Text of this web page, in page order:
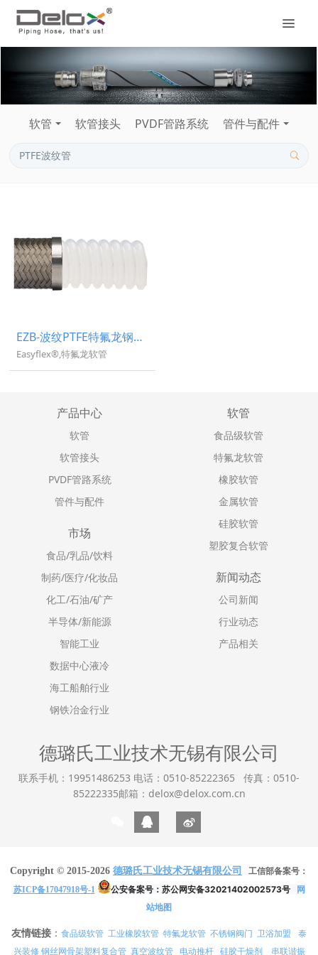
软管 软管接头 PVDF管路系统 管件与配件
EZB-波纹PTFE特氟龙钢丝编织软管
Easyflex®,特氟龙软管
产品中心
软管
软管接头
PVDF管路系统
管件与配件
软管
食品级软管
特氟龙软管
橡胶软管
金属软管
硅胶软管
塑胶复合软管
市场
食品/乳品/饮料
制药/医疗/化妆品
化工/石油/矿产
半导体/新能源
智能工业
数据中心液冷
海工船舶行业
钢铁冶金行业
新闻动态
公司新闻
行业动态
产品相关
德璐氏工业技术无锡有限公司
联系手机：19951486253 电话：0510-85222365 传真：0510-
85222335邮箱：delox@delox.com.cn
Copyright © 2015-2026 德璐氏工业技术无锡有限公司
工信部备案号：
苏ICP备17047918号-1
公安备案号： 苏公网安备32021402002573号
网
站地图
友情链接 ： 食品级软管 工业橡胶软管 特氟龙软管 不锈钢阀门 卫浴加盟
泰
兴装修 钢丝网骨架塑料复合管 真空波纹管 电动推杆 硅胶干燥剂 串联谐振